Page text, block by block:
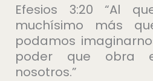
Efesios 3:20 “Al
muchísimo más
podamos
poder que obra
nosotros.”